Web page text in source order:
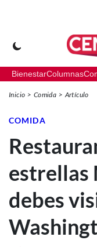
BienestarColumnas
Inicio Comida Artículo
COMIDA
estrellas
debes